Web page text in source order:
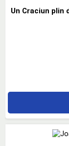
Un Craciun plin